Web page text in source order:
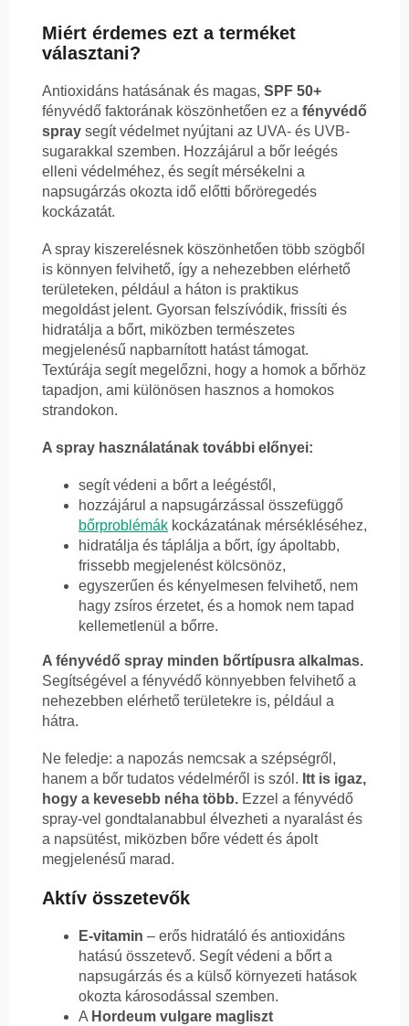
Miért érdemes ezt a terméket
választani?
Antioxidáns hatásának és magas, SPF 50+
fényvédő faktorának köszönhetően ez a fényvédő
spray segít védelmet nyújtani az UVA- és UVB-
sugarakkal szemben. Hozzájárul a bőr leégés
elleni védelméhez, és segít mérsékelni a
napsugárzás okozta idő előtti bőröregedés
kockázatát.
A spray kiszerelésnek köszönhetően több szögből
is könnyen felvihető, így a nehezebben elérhető
területeken, például a háton is praktikus
megoldást jelent. Gyorsan felszívódik, frissíti és
hidratálja a bőrt, miközben természetes
megjelenésű napbarnított hatást támogat.
Textúrája segít megelőzni, hogy a homok a bőrhöz
tapadjon, ami különösen hasznos a homokos
strandokon.
A spray használatának további előnyei:
segít védeni a bőrt a leégéstől,
hozzájárul a napsugárzással összefüggő
bőrproblémák kockázatának mérsékléséhez,
hidratálja és táplálja a bőrt, így ápoltabb,
frissebb megjelenést kölcsönöz,
egyszerűen és kényelmesen felvihető, nem
hagy zsíros érzetet, és a homok nem tapad
kellemetlenül a bőrre.
A fényvédő spray minden bőrtípusra alkalmas.
Segítségével a fényvédő könnyebben felvihető a
nehezebben elérhető területekre is, például a
hátra.
Ne feledje: a napozás nemcsak a szépségről,
hanem a bőr tudatos védelméről is szól. Itt is igaz,
hogy a kevesebb néha több. Ezzel a fényvédő
spray-vel gondtalanabbul élvezheti a nyaralást és
a napsütést, miközben bőre védett és ápolt
megjelenésű marad.
Aktív összetevők
E-vitamin – erős hidratáló és antioxidáns
hatású összetevő. Segít védeni a bőrt a
napsugárzás és a külső környezeti hatások
okozta károsodással szemben.
A Hordeum vulgare magliszt